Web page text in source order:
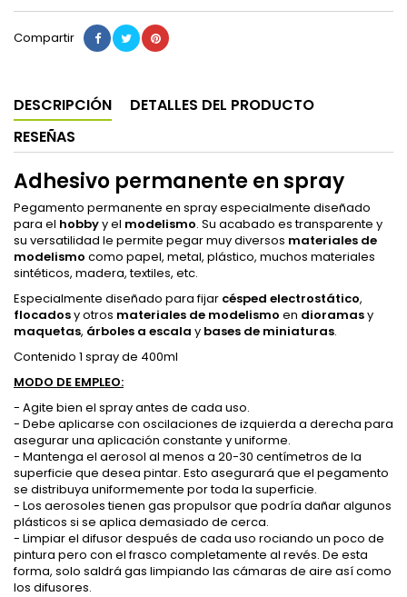
Compartir
DESCRIPCIÓN
DETALLES DEL PRODUCTO
RESEÑAS
Adhesivo permanente en spray
Pegamento permanente en spray especialmente diseñado
para el hobbyy el modelismo. Su acabado es transparente y
su versatilidad le permite pegar muy diversos materiales de
modelismo como papel, metal, plástico, muchos materiales
sintéticos, madera, textiles, etc.
Especialmente diseñado para fijar césped electrostático,
flocadosy otros materiales de modelismo en dioramasy
maquetas, árboles a escala y bases de miniaturas.
Contenido 1 spray de 400ml
MODO DE EMPLEO:
- Agite bien el spray antes de cada uso.
- Debe aplicarse con oscilaciones de izquierda a derecha para
asegurar una aplicación constante y uniforme.
- Mantenga el aerosol al menos a 20-30 centímetros de la
superficie que desea pintar. Esto asegurará que el pegamento
se distribuya uniformemente por toda la superficie.
- Los aerosoles tienen gas propulsor que podría dañar algunos
plásticos si se aplica demasiado de cerca.
- Limpiar el difusor después de cada uso rociando un poco de
pintura pero con el frasco completamente al revés. De esta
forma, solo saldrá gas limpiando las cámaras de aire así como
los difusores.